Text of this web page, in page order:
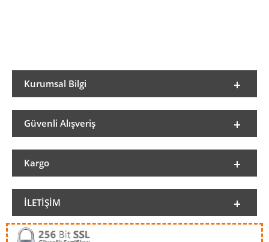
Kurumsal Bilgi
Güvenli Alışveriş
Kargo
İLETIŞIM